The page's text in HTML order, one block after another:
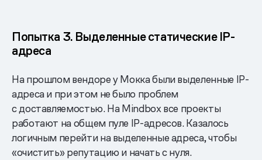
Попытка 3. Выделенные статические IP-
адреса
На прошлом вендоре у Мокка были выделенные IP-
адреса и при этом не было проблем
с доставляемостью. На Mindbox все проекты
работают на общем пуле IP-адресов. Казалось
логичным перейти на выделенные адреса, чтобы
«очистить» репутацию и начать с нуля.